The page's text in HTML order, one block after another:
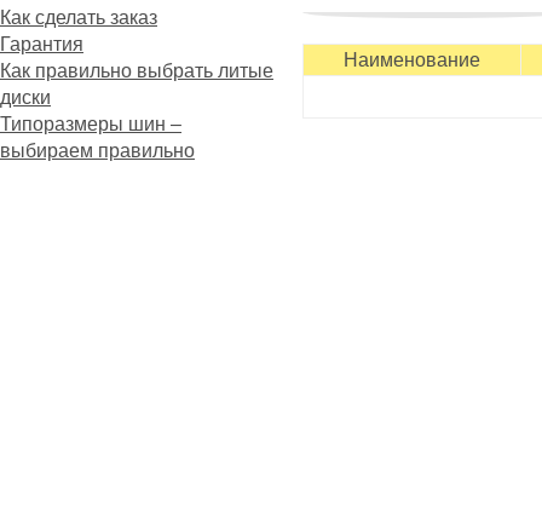
Как сделать заказ
Гарантия
Как правильно выбрать литые
диски
Типоразмеры шин –
выбираем правильно
повышен более, чем на
сцепных свойств. Этого
Наименование